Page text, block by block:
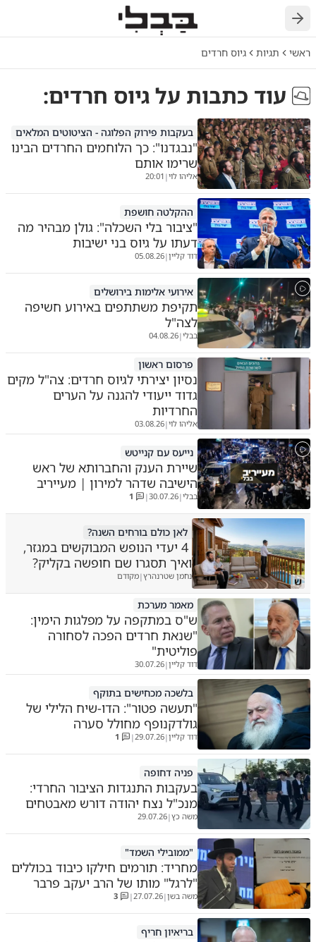
חזרה
ראשי תגיות גיוס חרדים
עוד כתבות עלגיוס חרדים:
בעקבות פירוק הפלוגה - הציטוטים המלאים
"נבגדנו": כך הלוחמים החרדים הבינו
שרימו אותם
אליהו לוי|
20:01
ההקלטה חושפת
"ציבור בלי השכלה": גולן מבהיר מה
דעתו על גיוס בני ישיבות
דוד קליין|
05.08.26
אירועי אלימות בירושלים
תקיפת משתתפים באירוע חשיפה
לצה"ל
בבלי|
04.08.26
פרסום ראשון
נסיון יצירתי לגיוס חרדים: צה"ל מקים
גדוד ייעודי להגנה על הערים
החרדיות
אליהו לוי|
03.08.26
נייעס עם קנייטש
שיירת הענק והחברותא של ראש
הישיבה שדהר למירון | מעייריב
בבלי|
30.07.26
|
1
ש
לאן כולם בורחים השנה?
4 יעדי הנופש המבוקשים במגזר,
ואיך תסגרו שם חופשה בקליק?
נחמן שטרנהרץ|מקודם
מאמר מערכת
ש"ס במתקפה על מפלגות הימין:
"שנאת חרדים הפכה לסחורה
פוליטית"
דוד קליין|
30.07.26
בלשכה מכחישים בתוקף
"תעשה פטור": הדו-שיח הלילי של
גולדקנופף מחולל סערה
דוד קליין|
29.07.26
|
1
פניה דחופה
בעקבות התנגדות הציבור החרדי:
מנכ"ל נצח יהודה דורש מאבטחים
משה כץ|
29.07.26
"ממובילי השמד"
מחריד: תורמים חילקו כיבוד בכוללים
"לרגל" מותו של הרב יעקב פרבר
משה בשן|
27.07.26
|
3
בריאיון חריף